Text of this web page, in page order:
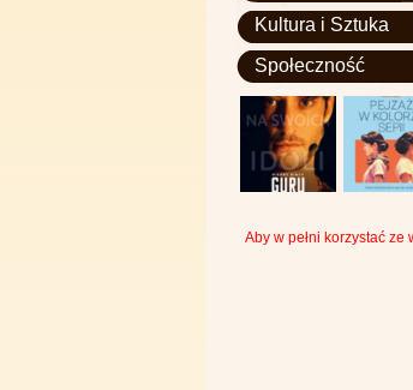
Kultura i Sztuka
Społeczność
Aby w pełni korzystać